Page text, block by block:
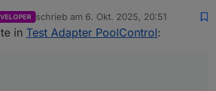
uns im Winter einen kleinen Pool bauen
hatte schon überlegt wie ich das in ioBroker
schrieb am 6. Okt. 2025, 20:51
zuletzt editiert von
in Test Adapter PoolControl: